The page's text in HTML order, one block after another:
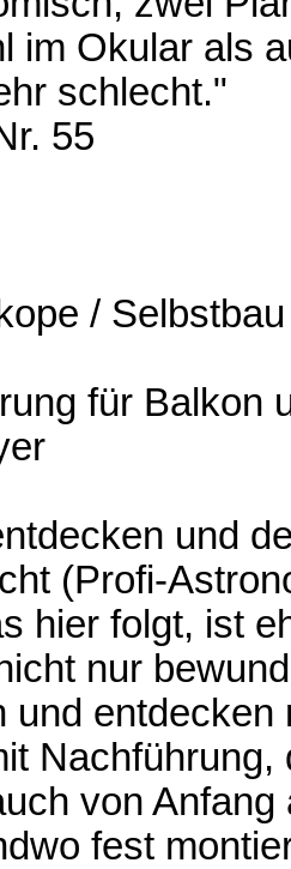
im Okular als
schlecht."
55
/ Selbstbau
für Balkon
und
(Profi-
hier folgt, ist
nur
und
von
fest